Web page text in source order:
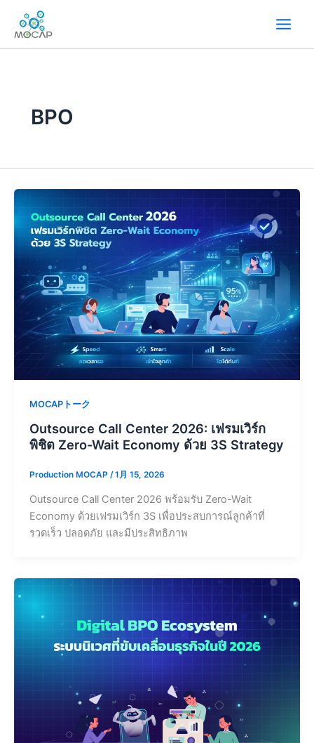
BPO
MOCAPトーク
Outsource Call Center 2026: เฟรมเวิร์ก
พิชิต Zero-Wait Economy ด้วย 3S Strategy
Production MOCAP /1月 15, 2026
Outsource Call Center 2026 พร้อมรับ Zero-Wait
Economy ด้วยเฟรมเวิร์ก 3S เพื่อประสบการณ์ลูกค้าที่
รวดเร็ว ปลอดภัย และมีประสิทธิภาพ